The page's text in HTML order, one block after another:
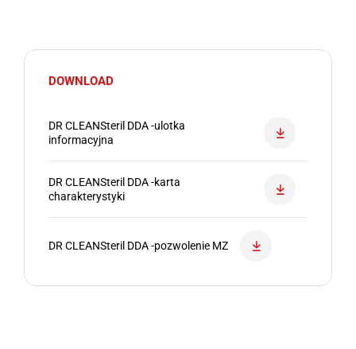
DOWNLOAD
DR CLEANSteril DDA -ulotka
informacyjna
DR CLEANSteril DDA -karta
charakterystyki
DR CLEANSteril DDA -pozwolenie MZ